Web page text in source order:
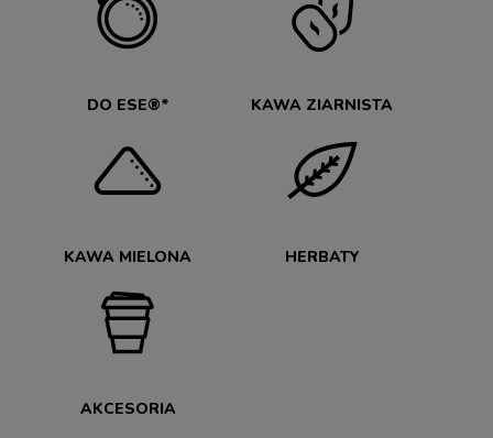
DO ESE®* KAWA ZIARNISTA
KAWA MIELONA HERBATY
AKCESORIA